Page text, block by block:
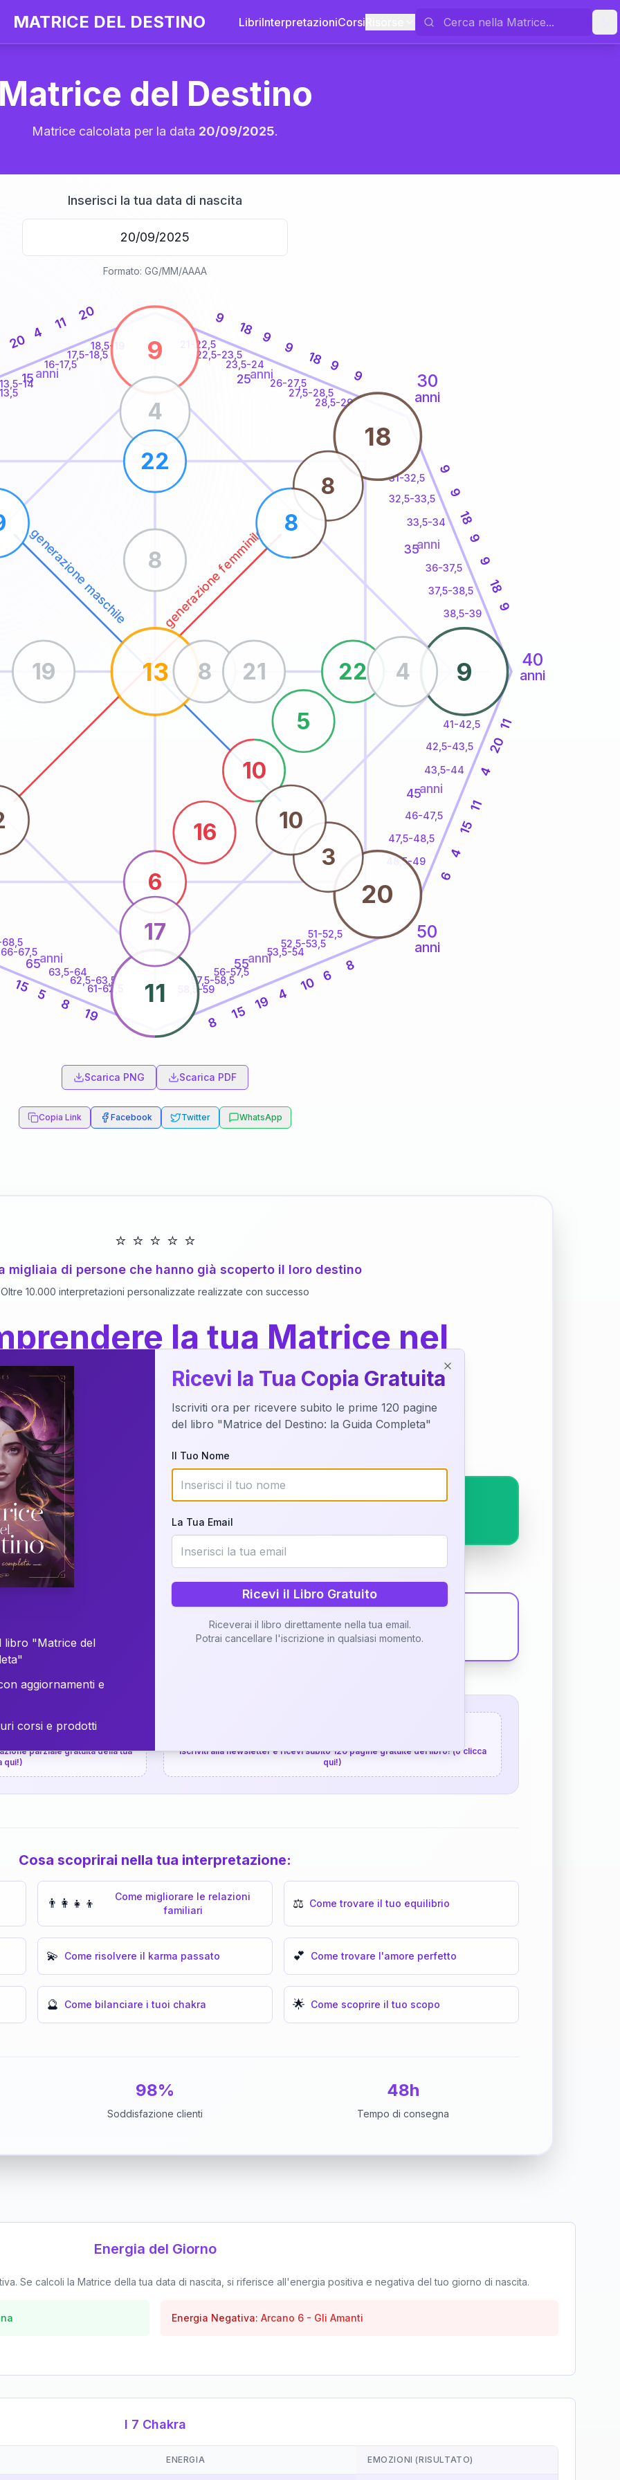
MATRICE DEL DESTINO LibriInterpretazioniCorsi
Matrice del Destino
Matrice calcolata per la data 20/09/2025.
Inserisci la tua data di nascita
Formato: GG/MM/AAAA
generazione maschile generazione femminile
20
30
anni
40
anni
50
anni
anni
13,5-14
16-17,5
17,5-18,5
18,5-19 21-22,5
22,5-23,5
23,5-24
26-27,5
27,5-28,5
28,5-29
31-32,5
32,5-33,5
33,5-34
36-37,5
37,5-38,5
38,5-39
41-42,5
42,5-43,5
43,5-44
46-47,5
47,5-48,5
48,5-49
51-52,5
52,5-53,5
53,5-54
56-57,5
57,5-58,5
58,5-59
61-62,5
62,5-63,5
63,5-64
66-67,5
68,5
20 4
11
20 9
18 9
9
18 9
9
9
9
18
9
9
18
9
11
20
4
11
15
4
6
8
6
10
4
19
15
8
19
8
5
15
9
9
11
13
18
20
6
16
10
5
22
4
4
17
22
8 21
19
8
8
8
3
10
15anni 25anni
35anni
45anni
55anni
65anni
Scarica PNG Scarica PDF
Copia Link Facebook Twitter WhatsApp
⭐ ⭐ ⭐ ⭐ ⭐
migliaia di persone che hanno già scoperto il loro destino
Oltre 10.000 interpretazioni personalizzate realizzate con successo
la tua Matrice nel
dettaglio?
della tua Matrice del Destino attraverso una nostra interpretazione
o studiando attraverso il manuale completo.
Richiedi Interpretazione
✨ Interpretazione personalizzata
Scopri il Libro
gratuita
parziale gratuita della tua
qui!)
Iscriviti alla newsletter e ricevi subito 120 pagine gratuite del libro! (o clicca
qui!)
Cosa scoprirai nella tua interpretazione:
👨‍👩‍👧‍👦
Come migliorare le relazioni
familiari
⚖️ Come trovare il tuo equilibrio
💫 Come risolvere il karma passato 💕 Come trovare l'amore perfetto
🔮 Come bilanciare i tuoi chakra 🌟 Come scoprire il tuo scopo
98%
Soddisfazione clienti
48h
Tempo di consegna
Energia del Giorno
Se calcoli la Matrice della tua data di nascita, si riferisce all'energia positiva e negativa del tuo giorno di nascita.
Energia Negativa: Arcano 6 - Gli Amanti
I 7 Chakra
ENERGIA EMOZIONI (RISULTATO)
del Libro
libro "Matrice del
aggiornamenti e
corsi e prodotti
Ricevi la Tua Copia Gratuita
Iscriviti ora per ricevere subito le prime 120 pagine
del libro "Matrice del Destino: la Guida Completa"
Il Tuo Nome
La Tua Email
Ricevi il Libro Gratuito
Riceverai il libro direttamente nella tua email.
Potrai cancellare l'iscrizione in qualsiasi momento.